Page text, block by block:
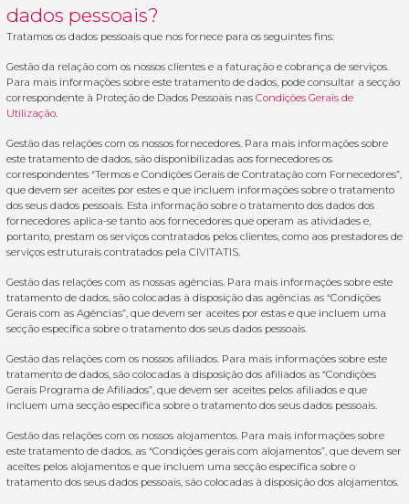
dados pessoais?
Tratamos os dados pessoais que nos fornece para os seguintes fins:
Gestão da relação com os nossos clientes e a faturação e cobrança de serviços.
Para mais informações sobre este tratamento de dados, pode consultar a secção
correspondente à Proteção de Dados Pessoais nas Condições Gerais de
Utilização.
Gestão das relações com os nossos fornecedores. Para mais informações sobre
este tratamento de dados, são disponibilizadas aos fornecedores os
correspondentes “Termos e Condições Gerais de Contratação com Fornecedores”,
que devem ser aceites por estes e que incluem informações sobre o tratamento
dos seus dados pessoais. Esta informação sobre o tratamento dos dados dos
fornecedores aplica-se tanto aos fornecedores que operam as atividades e,
portanto, prestam os serviços contratados pelos clientes, como aos prestadores de
serviços estruturais contratados pela CIVITATIS.
Gestão das relações com as nossas agências. Para mais informações sobre este
tratamento de dados, são colocadas à disposição das agências as “Condições
Gerais com as Agências”, que devem ser aceites por estas e que incluem uma
secção específica sobre o tratamento dos seus dados pessoais.
Gestão das relações com os nossos afiliados. Para mais informações sobre este
tratamento de dados, são colocadas à disposição dos afiliados as “Condições
Gerais Programa de Afiliados”, que devem ser aceites pelos afiliados e que
incluem uma secção específica sobre o tratamento dos seus dados pessoais.
Gestão das relações com os nossos alojamentos. Para mais informações sobre
este tratamento de dados, as “Condições gerais com alojamentos”, que devem ser
aceites pelos alojamentos e que incluem uma secção específica sobre o
tratamento dos seus dados pessoais, são colocadas à disposição dos alojamentos.